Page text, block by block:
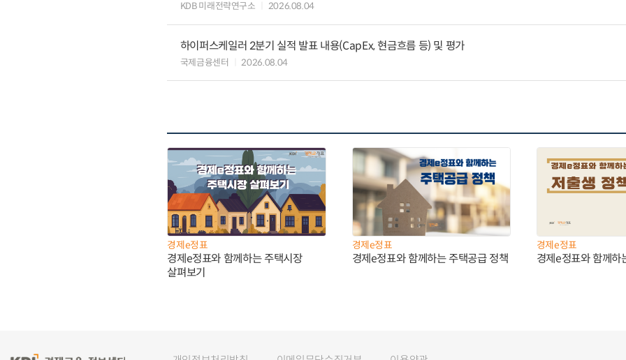
KDB 미래전략연구소 2026.08.04
하이퍼스케일러 2분기 실적 발표 내용(CapEx, 현금흐름 등) 및 평가
국제금융센터 2026.08.04
경제e정표
경제e정표와 함께하는 주택시장
살펴보기
경제e정표
경제e정표와 함께하는 주택공급 정책
경제e정표
경제e정표와 함께하